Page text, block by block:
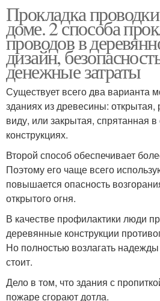
Прокладка
доме. 2 способа
проводов в
дизайн,
денежные затраты
Существует всего два варианта
зданиях из древесины:
виду, или закрытая, спрятанная
конструкциях.
Второй способ обеспечивает
Поэтому его чаще всего
повышается опасность
открытого огня.
В качестве профилактики люди
деревянные конструкции
Но полностью возлагать
стоит.
Дело в том, что здания с
пожаре сгорают дотла.